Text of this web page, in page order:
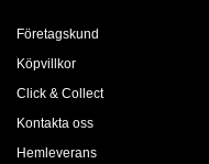
Företagskund
Köpvillkor
Click & Collect
Kontakta oss
Hemleverans